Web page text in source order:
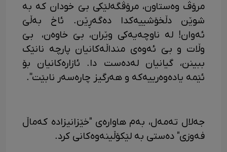
مرۆڤ وەستاون، مرۆڤگەلێکی بێ خودان کە بە
شوێن دڵخۆشییەکدا دەگەڕێن. ئاخ بەڵێ
ئەوان! لە ناوچەیەکی وێران، بێ خاوەن، بێ
وڵات و بێ ئەوەی منداڵەکانیان پارچە نانێک
ببینن، گیانیان لەدەست دا. ئازارەکانیان بۆ
ئێمە یادەوەرییەکە و هەرگیز چارەسەر نابێت''.
جەلال تەمەل، بەم هاوارەی "خێزانیزادە کەماڵ
فەوزی" دەستی بە لێکۆڵینەوەکانی کرد.